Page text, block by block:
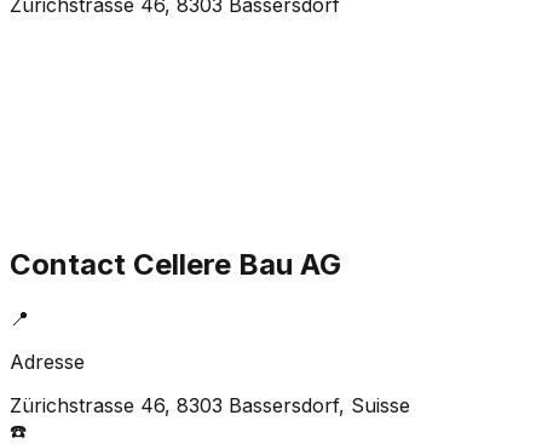
Zürichstrasse 46, 8303 Bassersdorf
Contact Cellere Bau AG
📍
Adresse
Zürichstrasse 46, 8303 Bassersdorf, Suisse
☎️